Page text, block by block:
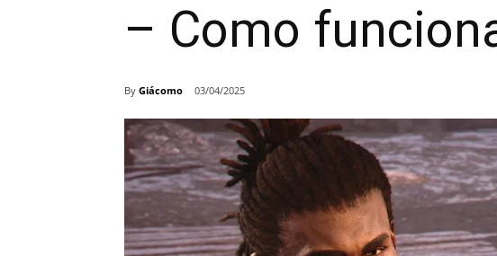
– Como
By Giácomo 03/04/2025